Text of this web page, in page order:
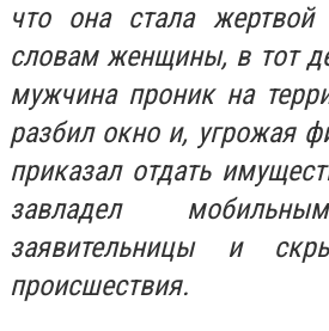
что она стала жертвой
словам женщины, в тот
мужчина проник на
разбил окно и, угрожая
приказал отдать
завладел
заявительницы и
происшествия.